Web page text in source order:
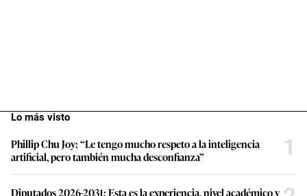
Lo más visto
Phillip Chu Joy: “Le tengo mucho respeto a la inteligencia
artificial, pero también mucha desconfianza”
1
Diputados 2026-2031: Esta es la experiencia, nivel académico y